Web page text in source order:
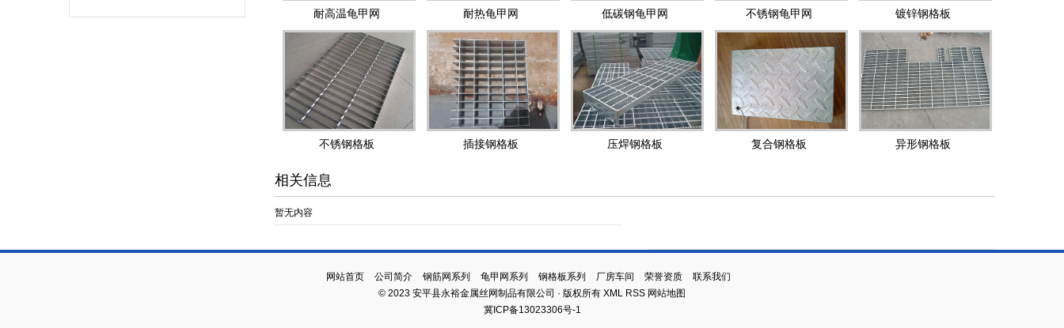
耐高温龟甲网 耐热龟甲网 低碳钢龟甲网 不锈钢龟甲网 镀锌钢格板
不锈钢格板 插接钢格板 压焊钢格板 复合钢格板 异形钢格板
相关信息
暂无内容
网站首页 公司简介 钢筋网系列 龟甲网系列 钢格板系列 厂房车间 荣誉资质
联系我们
© 2023 安平县永裕金属丝网制品有限公司 · 版权所有 XML RSS 网站地图
冀ICP备13023306号-1